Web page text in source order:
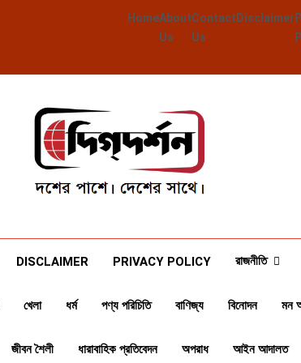
HomeAbout
Us
Contact
Us
Disclaimer
Deegdarshan
DISCLAIMER PRIVACY POLICY রাজনীতি
খেলা ধর্ম পণ্য পরিচিতি বাণিজ্য বিনোদন মন
জীবন শৈলী ধারাবাহিক প্রতিবেদন অপরাধ আইন আদালত